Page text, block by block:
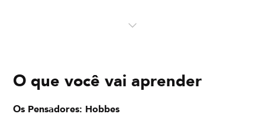
O que você vai aprender
Os Pensadores: Hobbes